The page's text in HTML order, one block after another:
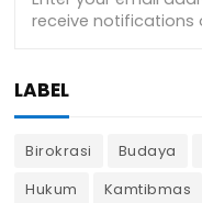
LABEL
Birokrasi Budaya
Hukum
Kamtibmas